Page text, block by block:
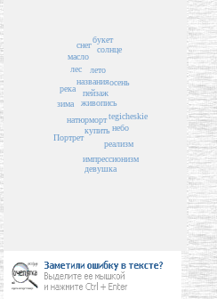
пейзаж
названия
живопись
лето
натюрморт
купить
солнце
лес
зима
осень
букет
масло
река
снег
tegicheskie
реализм
небо
импрессионизм
Портрет
девушка